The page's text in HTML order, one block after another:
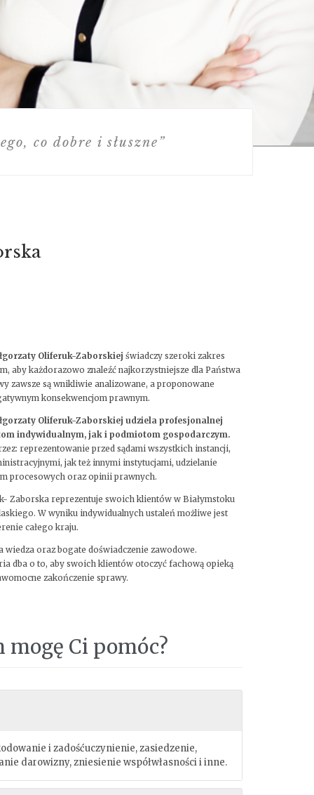
co dobre i słuszne”
Oliferuk-Zaborskiej świadczy szeroki zakres
aby każdorazowo znaleźć najkorzystniejsze dla Państwa
zawsze są wnikliwie analizowane, a proponowane
konsekwencjom prawnym.
Oliferuk-Zaborskiej udziela profesjonalnej
indywidualnym, jak i podmiotom gospodarczym.
reprezentowanie przed sądami wszystkich instancji,
jak też innymi instytucjami, udzielanie
procesowych oraz opinii prawnych.
Zaborska reprezentuje swoich klientów w Białymstoku
W wyniku indywidualnych ustaleń możliwe jest
całego kraju.
wiedza oraz bogate doświadczenie zawodowe.
dba o to, aby swoich klientów otoczyć fachową opieką
zakończenie sprawy.
mogę Ci pomóc?
i zadośćuczynienie, zasiedzenie,
darowizny, zniesienie współwłasności i inne.